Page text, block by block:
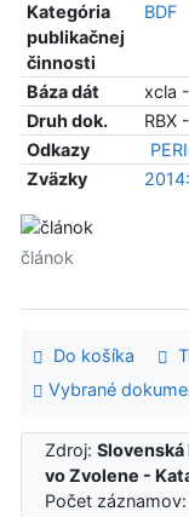
Kategória
publikačnej
činnosti
BDF
Báza dát
xcla
Druh dok.
RBX
Odkazy
Zväzky
2014:
článok
Do košíka
Vybrané
Zdroj:Slovenská
vo Zvolene -
Počet záznamov: